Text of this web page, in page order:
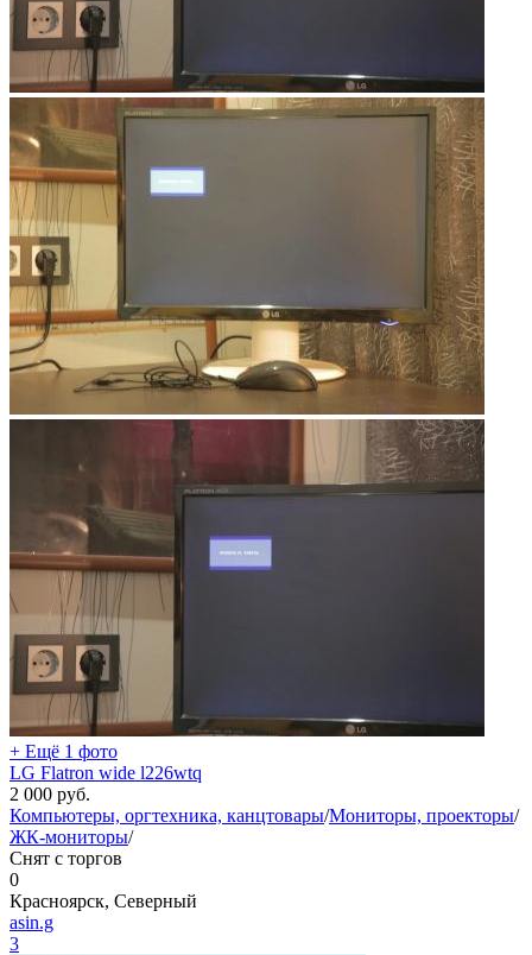
+ Ещё 1 фото
LG Flatron wide l226wtq
2 000 руб.
Компьютеры, оргтехника, канцтовары/Мониторы, проекторы/
ЖК-мониторы/
Снят с торгов
0
Красноярск, Северный
asin.g
3